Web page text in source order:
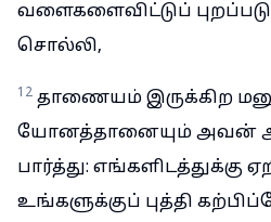
வளைகளைவிட்டுப்
சொல்லி,
12 தாணையம் இருக்கிற
யோனத்தானையும் அவன்
பார்த்து: எங்களிடத்துக்கு
உங்களுக்குப் புத்தி